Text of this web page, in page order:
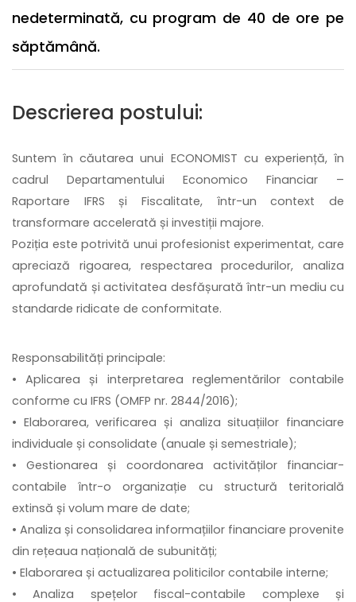
nedeterminată, cu program de 40 de ore pe
săptămână.
Descrierea postului:
Suntem în căutarea unui ECONOMIST cu experiență, în
cadrul Departamentului Economico Financiar –
Raportare IFRS și Fiscalitate, într-un context de
transformare accelerată și investiții majore.
Poziția este potrivită unui profesionist experimentat, care
apreciază rigoarea, respectarea procedurilor, analiza
aprofundată și activitatea desfășurată într-un mediu cu
standarde ridicate de conformitate.
Responsabilități principale:
• Aplicarea și interpretarea reglementărilor contabile
conforme cu IFRS (OMFP nr. 2844/2016);
• Elaborarea, verificarea și analiza situațiilor financiare
individuale și consolidate (anuale și semestriale);
• Gestionarea și coordonarea activităților financiar-
contabile într-o organizație cu structură teritorială
extinsă și volum mare de date;
• Analiza și consolidarea informațiilor financiare provenite
din rețeaua națională de subunități;
• Elaborarea și actualizarea politicilor contabile interne;
• Analiza spețelor fiscal-contabile complexe și